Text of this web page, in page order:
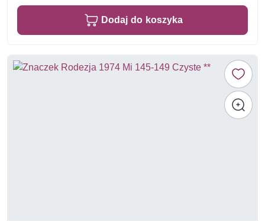
Dodaj do koszyka